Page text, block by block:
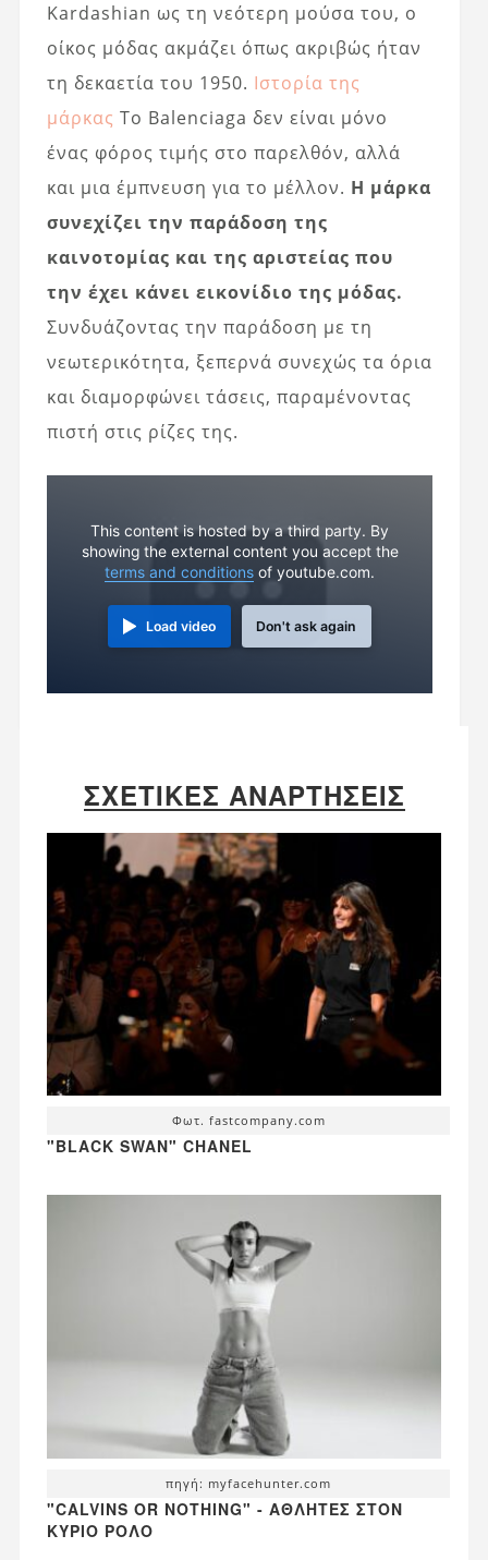
Kardashian ως τη νεότερη μούσα του, ο
οίκος μόδας ακμάζει όπως ακριβώς ήταν
τη δεκαετία του 1950. Ιστορία της
μάρκας Το Balenciaga δεν είναι μόνο
ένας φόρος τιμής στο παρελθόν, αλλά
και μια έμπνευση για το μέλλον. Η μάρκα
συνεχίζει την παράδοση της
καινοτομίας και της αριστείας που
την έχει κάνει εικονίδιο της μόδας.
Συνδυάζοντας την παράδοση με τη
νεωτερικότητα, ξεπερνά συνεχώς τα όρια
και διαμορφώνει τάσεις, παραμένοντας
πιστή στις ρίζες της.
This content is hosted by a third party. By
showing the external content you accept the
terms and conditions of youtube.com.
Load video Don't ask again
ΣΧΕΤΙΚΈΣ ΑΝΑΡΤΉΣΕΙΣ
Φωτ. fastcompany.com
"BLACK SWAN" CHANEL
πηγή: myfacehunter.com
"CALVINS OR NOTHING" - ΑΘΛΗΤΈΣ ΣΤΟΝ
ΚΎΡΙΟ ΡΌΛΟ